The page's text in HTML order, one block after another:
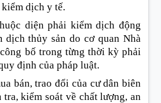
dịch y tế.
diện phải kiểm dịch động
dịch thủy sản do cơ quan Nhà
bố trong từng thời kỳ phải
định của pháp luật.
bán, trao đổi của cư dân biên
kiểm soát về chất lượng, an